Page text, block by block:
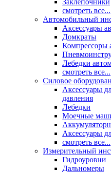
Заклепочники
смотреть все...
Автомобильный
Аксессуары
Домкраты
Компрессоры
Лебедки
смотреть все...
Силовое
Аксессуары
давления
Лебедки
Моечные
Аксессуары
смотреть все...
Измерительный
Гидроуровни
Дальномеры